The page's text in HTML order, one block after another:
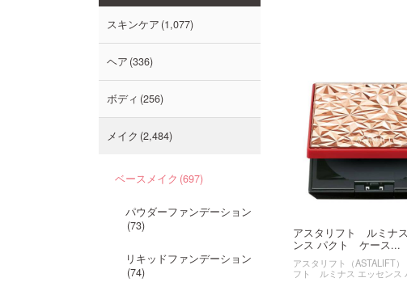
アスタリフト ルミナ
ンス パクト ケース...
アスタリフト（ASTALIFT）
フト ルミナス エッセンス
スキンケア 1,077
ヘア 336
ボディ 256
メイク 2,484
ベースメイク 697
パウダーファンデーション
73
リキッドファンデーション
74